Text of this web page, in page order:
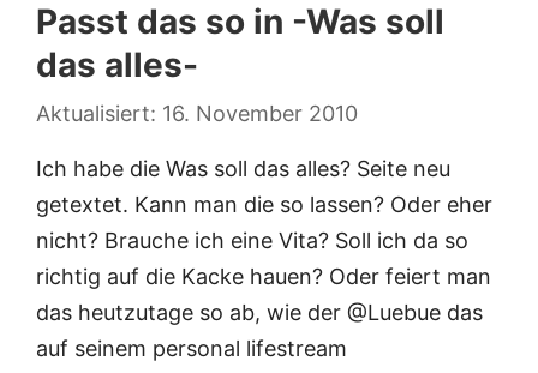
Passt das so in -Was soll
das alles-
16. November 2010
Ich habe die Was soll das alles? Seite neu
getextet. Kann man die so lassen? Oder eher
nicht? Brauche ich eine Vita? Soll ich da so
richtig auf die Kacke hauen? Oder feiert man
das heutzutage so ab, wie der @Luebue das
auf seinem personal lifestream